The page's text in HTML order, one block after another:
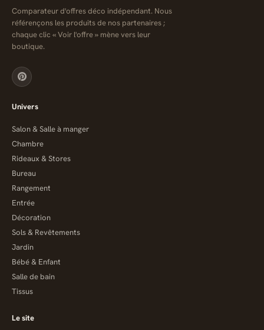
Comparateur d'offres déco indépendant. Nous
référençons les produits de nos partenaires ;
chaque clic « Voir l'offre » mène vers leur
boutique.
Univers
Salon & Salle à manger
Chambre
Rideaux & Stores
Bureau
Rangement
Entrée
Décoration
Sols & Revêtements
Jardin
Bébé & Enfant
Salle de bain
Tissus
Le site